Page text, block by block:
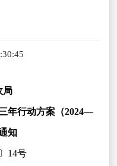
局
年行动方案（2024—
知
14号